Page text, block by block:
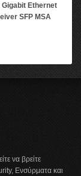
Ethernet
SFP MSA
να βρείτε
Ενσύρματα και